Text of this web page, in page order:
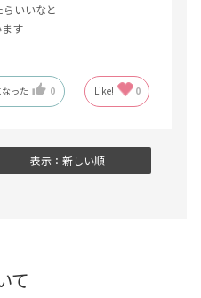
いいなと
す
った 0 Like! 0
表示：新しい順
て